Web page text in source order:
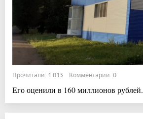
Прочитали: 1 013 Комментарии: 0
Его оценили в 160 миллионов рублей.